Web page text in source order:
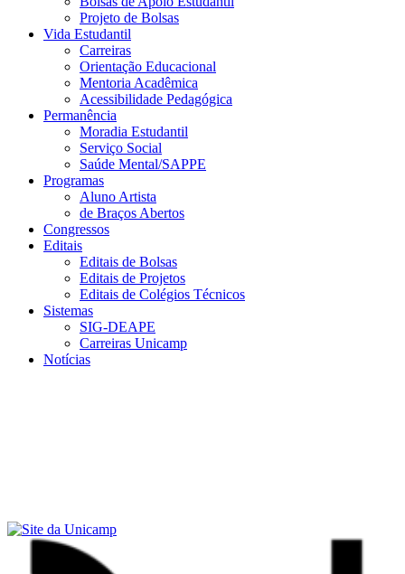
Projeto de Bolsas
Vida Estudantil
Carreiras
Orientação Educacional
Mentoria Acadêmica
Acessibilidade Pedagógica
Permanência
Moradia Estudantil
Serviço Social
Saúde Mental/SAPPE
Programas
Aluno Artista
de Braços Abertos
Congressos
Editais
Editais de Bolsas
Editais de Projetos
Editais de Colégios Técnicos
Sistemas
SIG-DEAPE
Carreiras Unicamp
Notícias